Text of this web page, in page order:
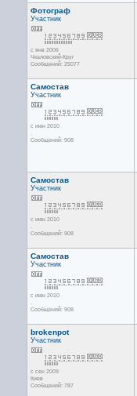
Фотограф
Участник
с янв 2006
Чкаловский-Круг
Сообщений: 25077
Самостав
Участник
с июн 2010
.
Сообщений: 908
Самостав
Участник
с июн 2010
.
Сообщений: 908
Самостав
Участник
с июн 2010
.
Сообщений: 908
brokenpot
Участник
с сен 2009
Киев
Сообщений: 787